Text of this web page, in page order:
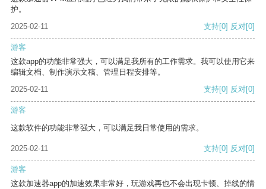
护。
2025-02-11
支持[0] 反对[0]
游客
这款app的功能非常强大，可以满足我所有的工作需求。我可以使用它来
编辑文档、制作演示文稿、管理日程安排等。
2025-02-11
支持[0] 反对[0]
游客
这款软件的功能非常强大，可以满足我日常使用的需求。
2025-02-11 支持[0] 反对[0]
游客
这款加速器app的加速效果非常好，玩游戏再也不会出现卡顿、掉线的情